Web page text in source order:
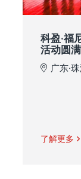
科盈·福
活动圆
广东·
了解更多